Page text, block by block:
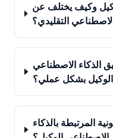
وكيف يختلف عن
التقليدي؟
الذكاء الاصطناعي
الوكيل بشكل عملي؟
المرتبطة بالذكاء